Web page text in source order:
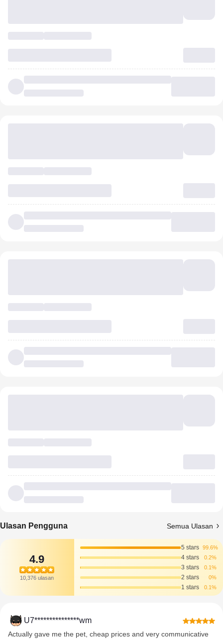
Ulasan Pengguna Semua Ulasan
4.9
10,376 ulasan
5 stars 99.6%
4 stars 0.2%
3 stars 0.1%
2 stars 0%
1 stars 0.1%
U7***************wm
Actually gave me the pet, cheap prices and very communicative